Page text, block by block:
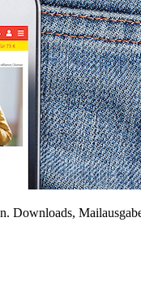
Downloads,